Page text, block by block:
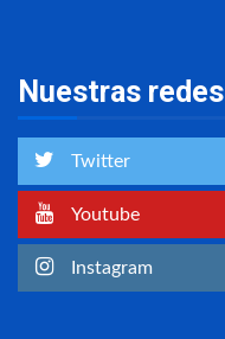
Nuestras redes
Twitter
Youtube
Instagram